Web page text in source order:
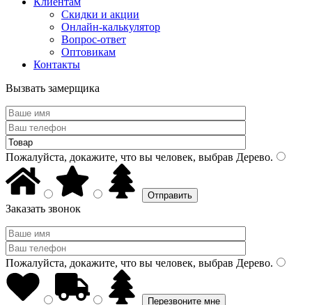
Скидки и акции
Онлайн-калькулятор
Вопрос-ответ
Оптовикам
Контакты
Вызвать замерщика
Пожалуйста, докажите, что вы человек, выбрав Дерево.
Заказать звонок
Пожалуйста, докажите, что вы человек, выбрав Дерево.